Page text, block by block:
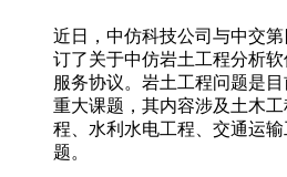
近日，中仿科技公司与中交
订了关于中仿岩土工程分析
服务协议。岩土工程问题是
重大课题，其内容涉及土木
程、水利水电工程、交通运
题。